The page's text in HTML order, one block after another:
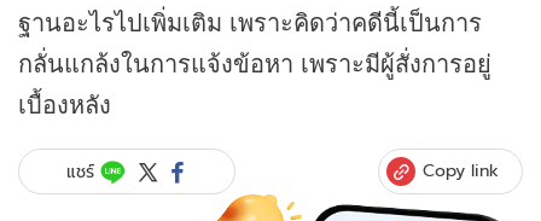
ฐานอะไรไปเพิ่มเติม เพราะคิดว่าคดีนี้เป็นการ
กลั่นแกล้งในการแจ้งข้อหา เพราะมีผู้สั่งการอยู่
เบื้องหลัง
แชร์ Copy link